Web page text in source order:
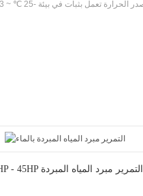
10HP - 45HP التمرير مبرد المياه المبردة